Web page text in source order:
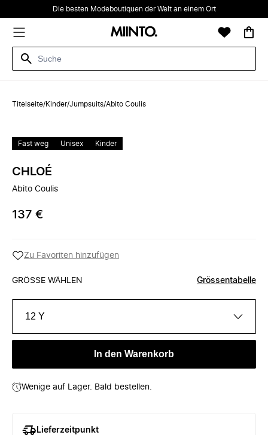
Die besten Modeboutiquen der Welt an einem Ort
Titelseite/Kinder/Jumpsuits/Abito Coulis
Fast weg Unisex Kinder
CHLOÉ
Abito Coulis
137 €
Zu Favoriten hinzufügen
GRÖSSE WÄHLEN Grössentabelle
12 Y
In den Warenkorb
Wenige auf Lager. Bald bestellen.
Lieferzeitpunkt